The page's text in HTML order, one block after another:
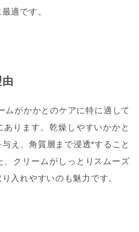
適です。
ムがかかとのケアに特に適して
ります。乾燥しやすいかかと
え、角質層まで浸透*すること
クリームがしっとりスムーズ
入れやすいのも魅力です。